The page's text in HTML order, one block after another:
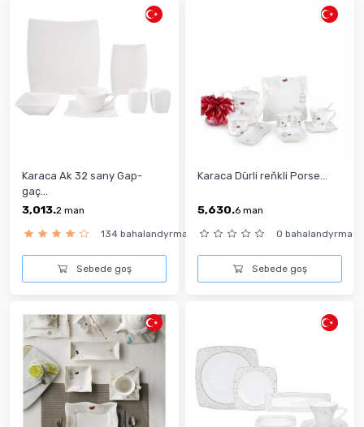
Karaca Ak 32 sany Gap-
gaç...
3,013.2 man
134 bahalandyrma
Sebede goş
Karaca Dürli reňkli Porse...
5,630.6 man
0 bahalandyrma
Sebede goş